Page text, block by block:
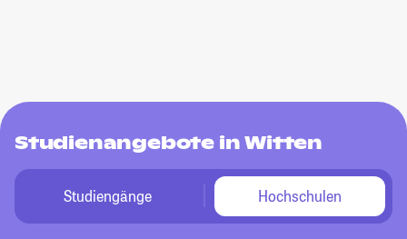
Studienangebote in Witten
Studiengänge Hochschulen